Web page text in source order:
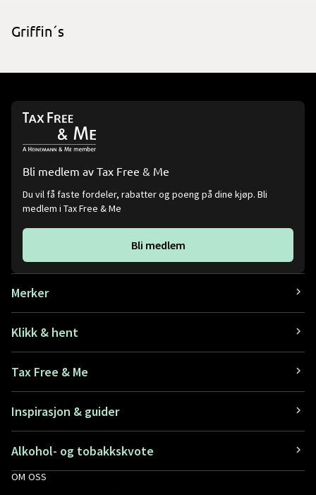
Griffin´s
Bli medlem av Tax Free & Me
Du vil få faste fordeler, rabatter og poeng på dine kjøp. Bli
medlem i Tax Free & Me
Bli medlem
Merker
Klikk & hent
Tax Free & Me
Inspirasjon & guider
Alkohol- og tobakkskvote
OM OSS